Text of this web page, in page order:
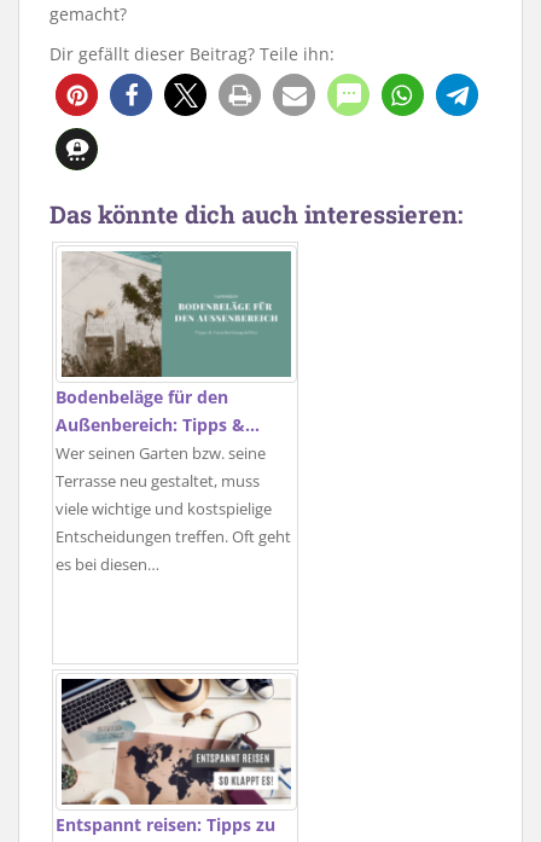
gemacht?
Dir gefällt dieser Beitrag? Teile ihn:
1
Das könnte dich auch interessieren:
Bodenbeläge für den
Außenbereich: Tipps &…
Wer seinen Garten bzw. seine
Terrasse neu gestaltet, muss
viele wichtige und kostspielige
Entscheidungen treffen. Oft geht
es bei diesen…
Entspannt reisen: Tipps zu